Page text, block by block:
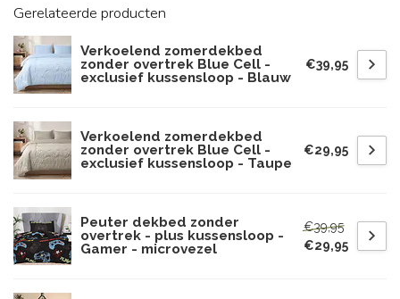
Gerelateerde producten
Verkoelend zomerdekbed
zonder overtrek Blue Cell -
exclusief kussensloop - Blauw
€39,95
Verkoelend zomerdekbed
zonder overtrek Blue Cell -
exclusief kussensloop - Taupe
€29,95
Peuter dekbed zonder
overtrek - plus kussensloop -
Gamer - microvezel
€39,95
€29,95